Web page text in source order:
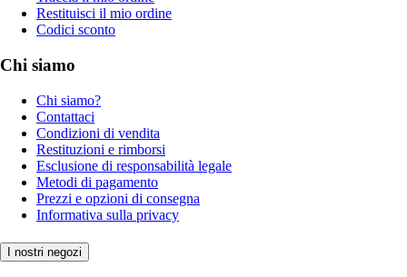
Restituisci il mio ordine
Codici sconto
Chi siamo
Chi siamo?
Contattaci
Condizioni di vendita
Restituzioni e rimborsi
Esclusione di responsabilità legale
Metodi di pagamento
Prezzi e opzioni di consegna
Informativa sulla privacy
I nostri negozi